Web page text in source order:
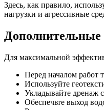
Здесь, как правило,
нагрузки и агрессивные
Дополнительные
Для максимальной
Перед началом работ
Используйте
Укладывайте дренаж
Обеспечьте выход